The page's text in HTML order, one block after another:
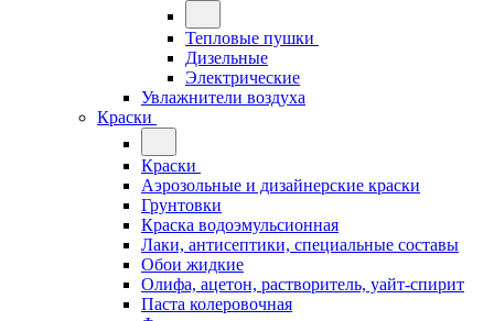
Тепловые пушки
Дизельные
Электрические
Увлажнители воздуха
Краски
Краски
Аэрозольные и дизайнерские краски
Грунтовки
Краска водоэмульсионная
Лаки, антисептики, специальные составы
Обои жидкие
Олифа, ацетон, растворитель, уайт-спирит
Паста колеровочная